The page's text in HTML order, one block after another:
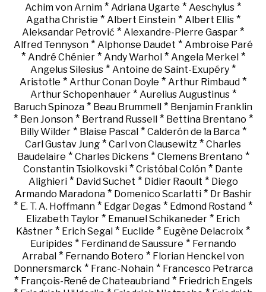
Achim von Arnim * Adriana Ugarte * Aeschylus *
Agatha Christie * Albert Einstein* Albert Ellis*
Aleksandar Petrović * Alexandre-Pierre Gaspar *
Alfred Tennyson* Alphonse Daudet * Ambroise Paré
* André Chénier* Andy Warhol * Angela Merkel *
Angelus Silesius * Antoine de Saint-Exupéry *
Aristotle * Arthur Conan Doyle * Arthur Rimbaud *
Arthur Schopenhauer* Aurelius Augustinus*
Baruch Spinoza * Beau Brummell * Benjamin Franklin
* Ben Jonson* Bertrand Russell * Bettina Brentano *
Billy Wilder* Blaise Pascal* Calderón de la Barca*
Carl Gustav Jung * Carl von Clausewitz * Charles
Baudelaire * Charles Dickens* Clemens Brentano *
Constantin Tsiolkovski * Cristóbal Colón * Dante
Alighieri* David Suchet * Didier Raoult * Diego
Armando Maradona* Domenico Scarlatti* Dr Bashir
* E. T. A. Hoffmann * Edgar Degas * Edmond Rostand *
Elizabeth Taylor * Emanuel Schikaneder * Erich
Kästner * Erich Segal * Euclide * Eugène Delacroix *
Euripides* Ferdinand de Saussure * Fernando
Arrabal * Fernando Botero * Florian Henckel von
Donnersmarck * Franc-Nohain* Francesco Petrarca
* François-René de Chateaubriand* Friedrich Engels